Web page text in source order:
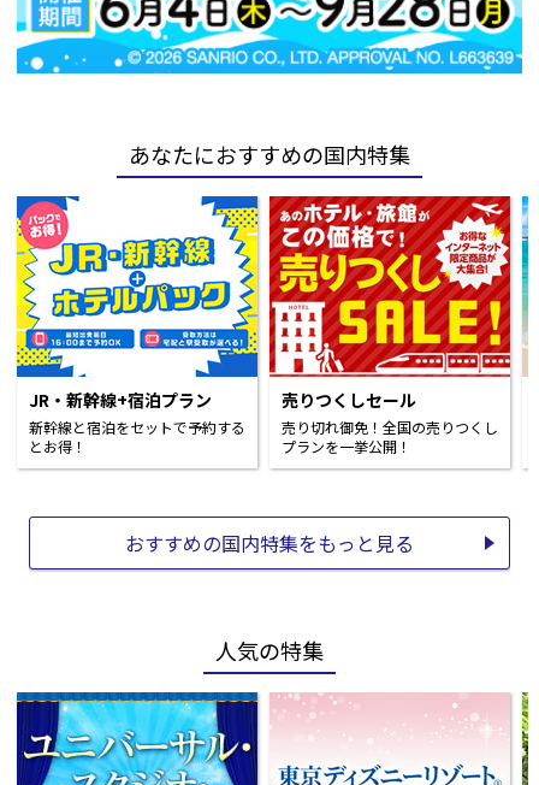
あなたにおすすめの国内特集
JR・新幹線+宿泊プラン
新幹線と宿泊をセットで予約する
とお得！
売りつくしセール
売り切れ御免！全国の売りつくし
プランを一挙公開！
おすすめの国内特集をもっと見る
人気の特集